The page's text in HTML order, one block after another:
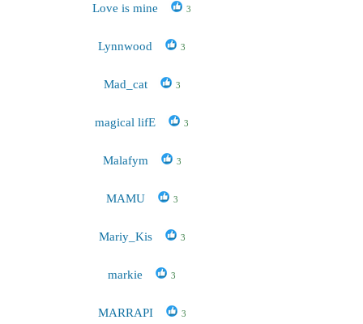
Love is mine 3
Lynnwood 3
Mad_cat 3
magical lifE 3
Malafym 3
MAMU 3
Mariy_Kis 3
markie 3
MARRAPI 3